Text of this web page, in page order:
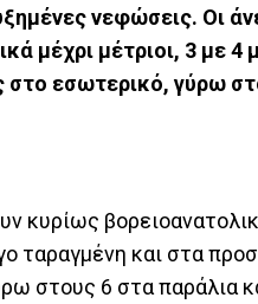
νεφώσεις. Οι
μέχρι μέτριοι, 3 με
εσωτερικό, γύρω
κυρίως
ταραγμένη και στα
στους 6 στα παράλια